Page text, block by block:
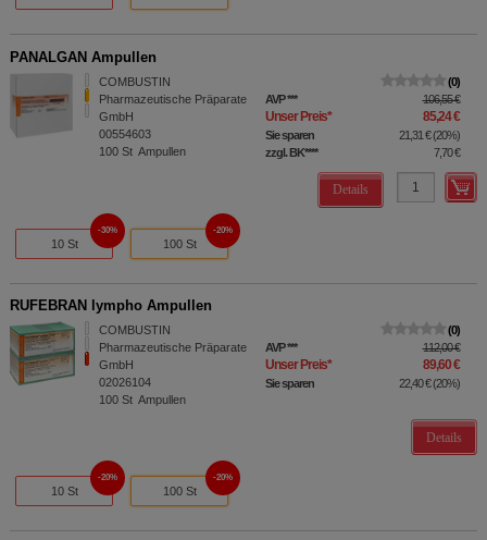
PANALGAN Ampullen
COMBUSTIN
Pharmazeutische Präparate
GmbH
00554603
100 St Ampullen
0
AVP*** 106,55 €
Unser Preis* 85,24 €
Sie sparen 21,31 €(20%)
zzgl. BK**** 7,70 €
Details
10 St
30%
100 St
20%
RUFEBRAN lympho Ampullen
COMBUSTIN
Pharmazeutische Präparate
GmbH
02026104
100 St Ampullen
0
AVP*** 112,00 €
Unser Preis* 89,60 €
Sie sparen 22,40 €(20%)
Details
10 St
20%
100 St
20%